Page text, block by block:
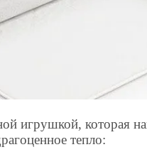
игрушкой, которая
тепло: